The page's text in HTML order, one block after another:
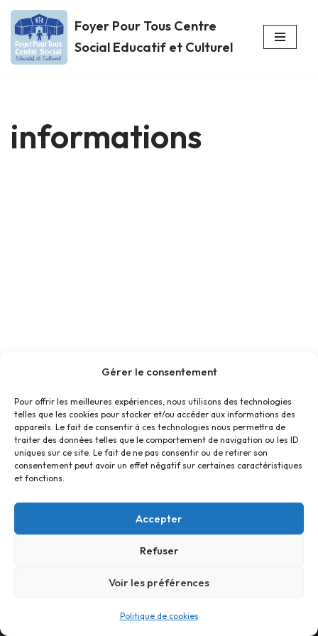
Gérer le consentement
Pour offrir les meilleures expériences, nous utilisons des technologies
telles que les cookies pour stocker et/ou accéder aux informations des
appareils. Le fait de consentir à ces technologies nous permettra de
traiter des données telles que le comportement de navigation ou les ID
uniques sur ce site. Le fait de ne pas consentir ou de retirer son
consentement peut avoir un effet négatif sur certaines caractéristiques
et fonctions.
Accepter
Refuser
Voir les préférences
Politique de cookies
Aller
au
Foyer Pour Tous Centre
Social Educatif et Culturel
informations
Contact
Site réalisé parSBCTech